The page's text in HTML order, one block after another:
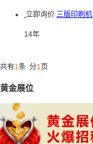
立即询价 三版印刷机
14年
共有1条 分1 页
黄金展位